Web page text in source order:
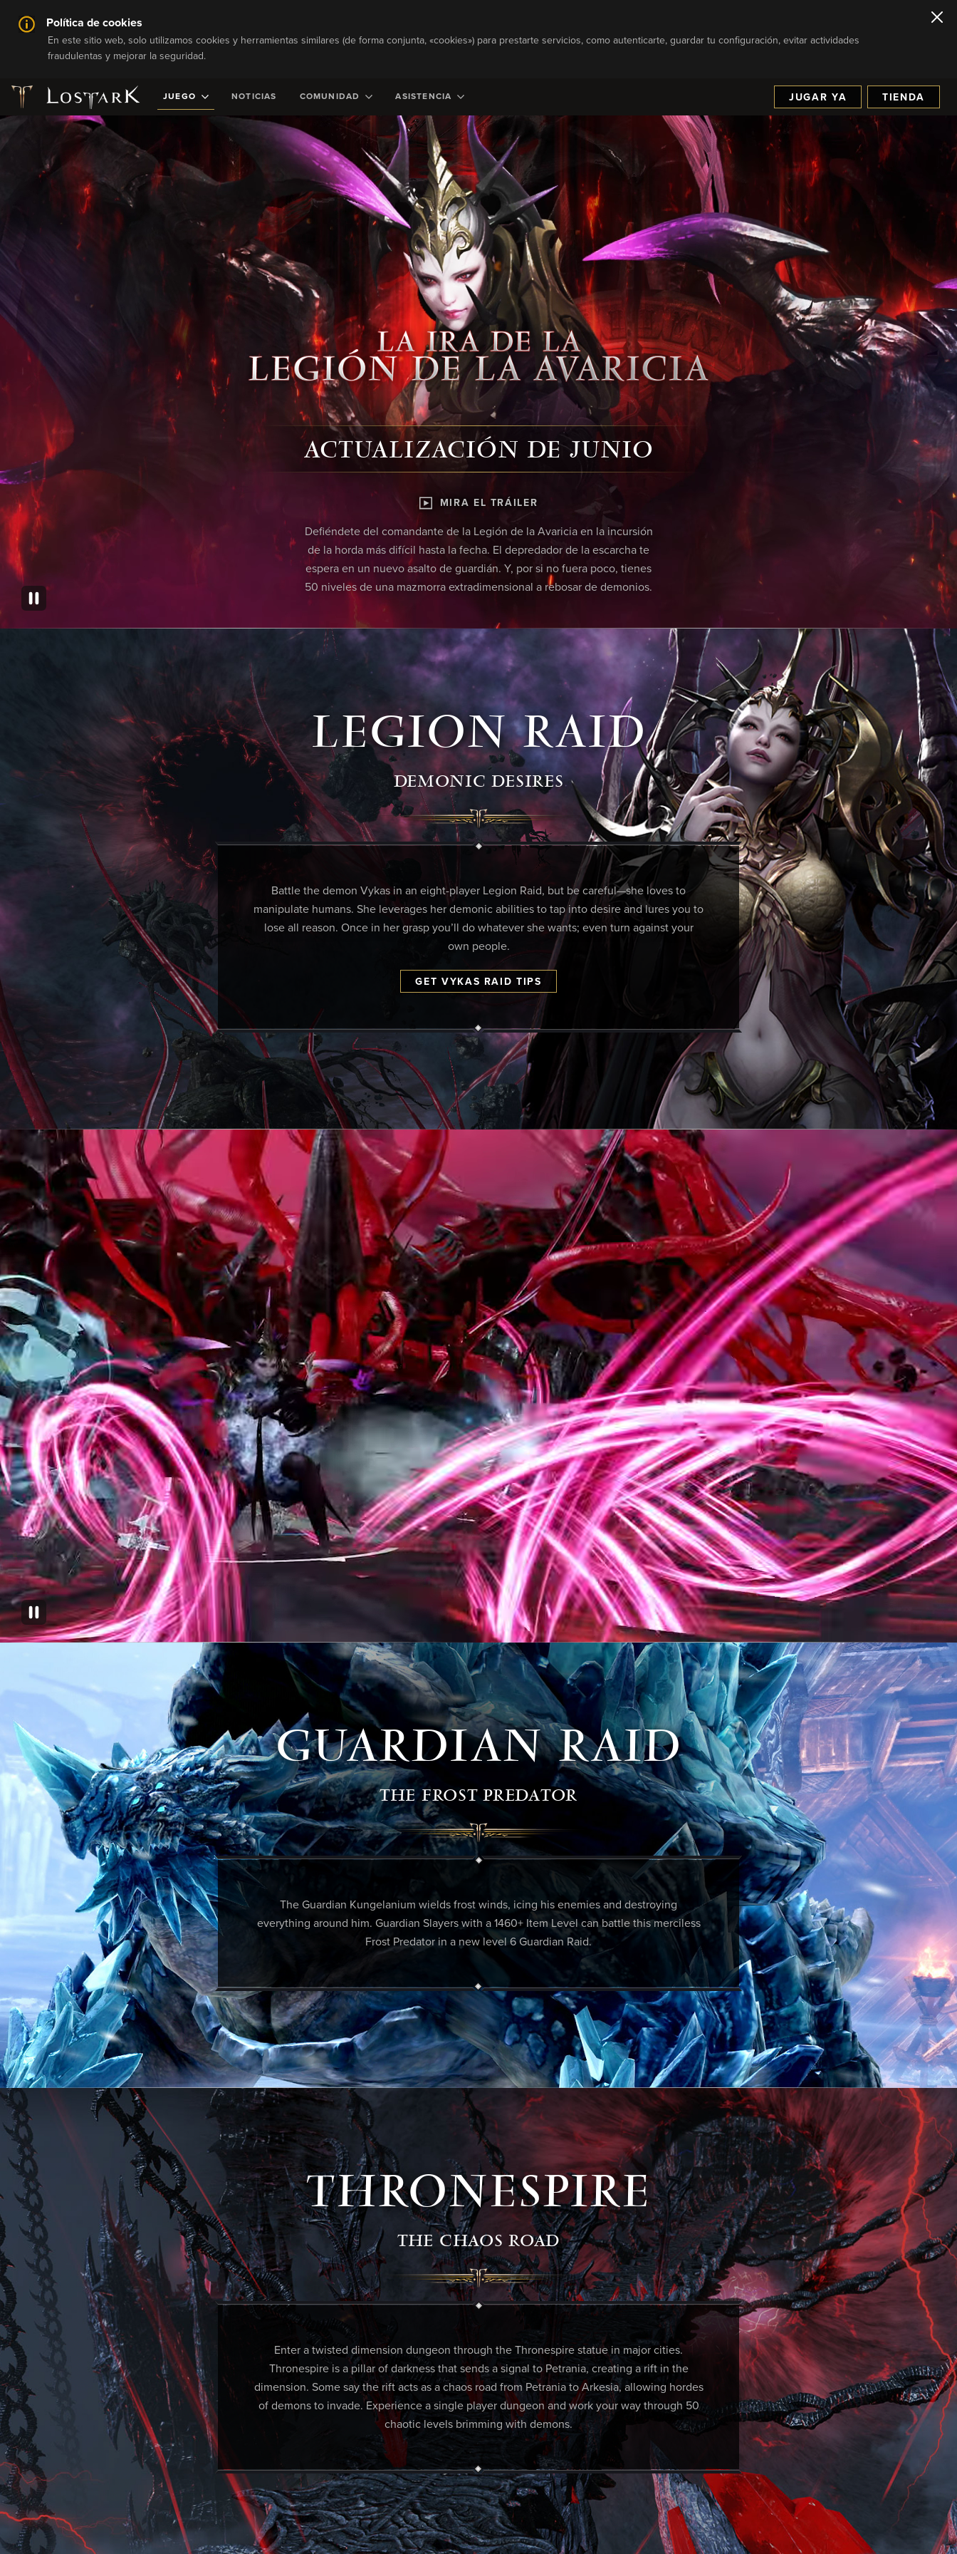
Política de cookies
En este sitio web, solo utilizamos cookies y herramientas similares (de forma conjunta, «cookies») para prestarte servicios, como autenticarte, guardar tu configuración, evitar actividades
fraudulentas y mejorar la seguridad.
JUEGO NOTICIAS COMUNIDAD ASISTENCIA JUGAR YA TIENDA
ACTUALIZACIÓN DE JUNIO
MIRA EL TRÁILER
Defiéndete del comandante de la Legión de la Avaricia en la incursión
de la horda más difícil hasta la fecha. El depredador de la escarcha te
espera en un nuevo asalto de guardián. Y, por si no fuera poco, tienes
50 niveles de una mazmorra extradimensional a rebosar de demonios.
LEGION RAID
DEMONIC DESIRES
Battle the demon Vykas in an eight-player Legion Raid, but be careful—she loves to
manipulate humans. She leverages her demonic abilities to tap into desire and lures you to
lose all reason. Once in her grasp you’ll do whatever she wants; even turn against your
own people.
GET VYKAS RAID TIPS
GUARDIAN RAID
THE FROST PREDATOR
The Guardian Kungelanium wields frost winds, icing his enemies and destroying
everything around him. Guardian Slayers with a 1460+ Item Level can battle this merciless
Frost Predator in a new level 6 Guardian Raid.
THRONESPIRE
THE CHAOS ROAD
Enter a twisted dimension dungeon through the Thronespire statue in major cities.
Thronespire is a pillar of darkness that sends a signal to Petrania, creating a rift in the
dimension. Some say the rift acts as a chaos road from Petrania to Arkesia, allowing hordes
of demons to invade. Experience a single player dungeon and work your way through 50
chaotic levels brimming with demons.